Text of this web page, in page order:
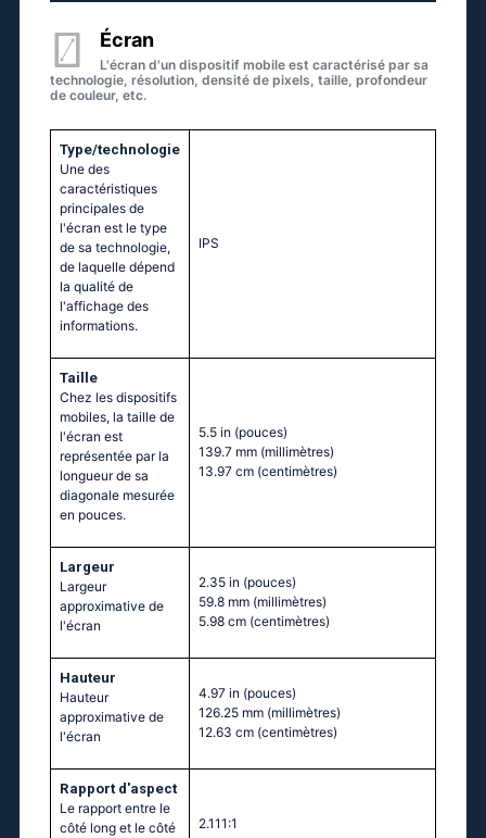
Écran
L'écran d'un dispositif mobile est caractérisé par sa
technologie, résolution, densité de pixels, taille, profondeur
de couleur, etc.
Type/technologie
Une des
caractéristiques
principales de
l'écran est le type
de sa technologie,
de laquelle dépend
la qualité de
l'affichage des
informations.
IPS
Taille
Chez les dispositifs
mobiles, la taille de
l'écran est
représentée par la
longueur de sa
diagonale mesurée
en pouces.
5.5 in (pouces)
139.7 mm (millimètres)
13.97 cm (centimètres)
Largeur
Largeur
approximative de
l'écran
2.35 in (pouces)
59.8 mm (millimètres)
5.98 cm (centimètres)
Hauteur
Hauteur
approximative de
l'écran
4.97 in (pouces)
126.25 mm (millimètres)
12.63 cm (centimètres)
Rapport d'aspect
Le rapport entre le
côté long et le côté
2.111:1